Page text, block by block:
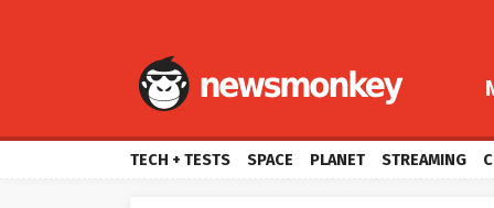
TECH + TESTS SPACE PLANET STREAMING